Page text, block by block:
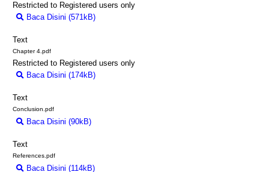
Restricted to Registered users only
Baca Disini (571kB)
Text
Chapter 4.pdf
Restricted to Registered users only
Baca Disini (174kB)
Text
Conclusion.pdf
Baca Disini (90kB)
Text
References.pdf
Baca Disini (114kB)